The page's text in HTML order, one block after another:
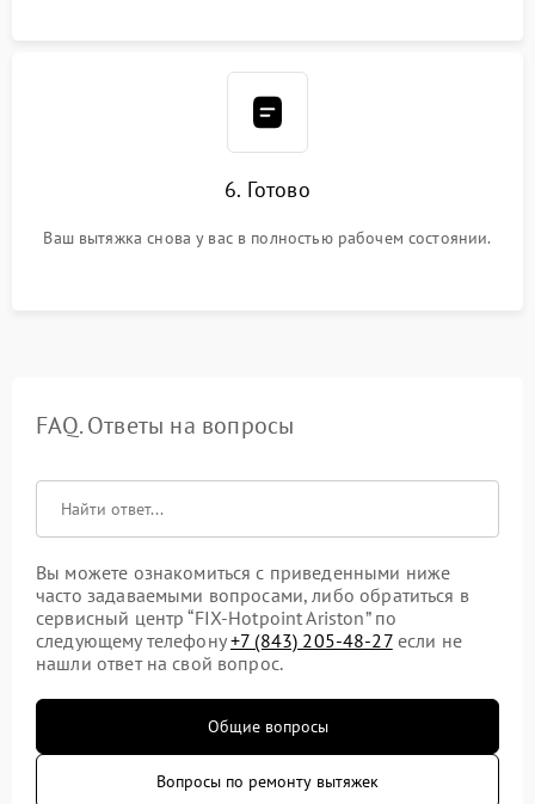
6. Готово
Ваш вытяжка снова у вас в полностью рабочем состоянии.
FAQ. Ответы на вопросы
Вы можете ознакомиться с приведенными ниже
часто задаваемыми вопросами, либо обратиться в
сервисный центр “FIX-Hotpoint Ariston” по
следующему телефону+7 (843) 205-48-27если не
нашли ответ на свой вопрос.
Общие вопросы
Вопросы по ремонту вытяжек